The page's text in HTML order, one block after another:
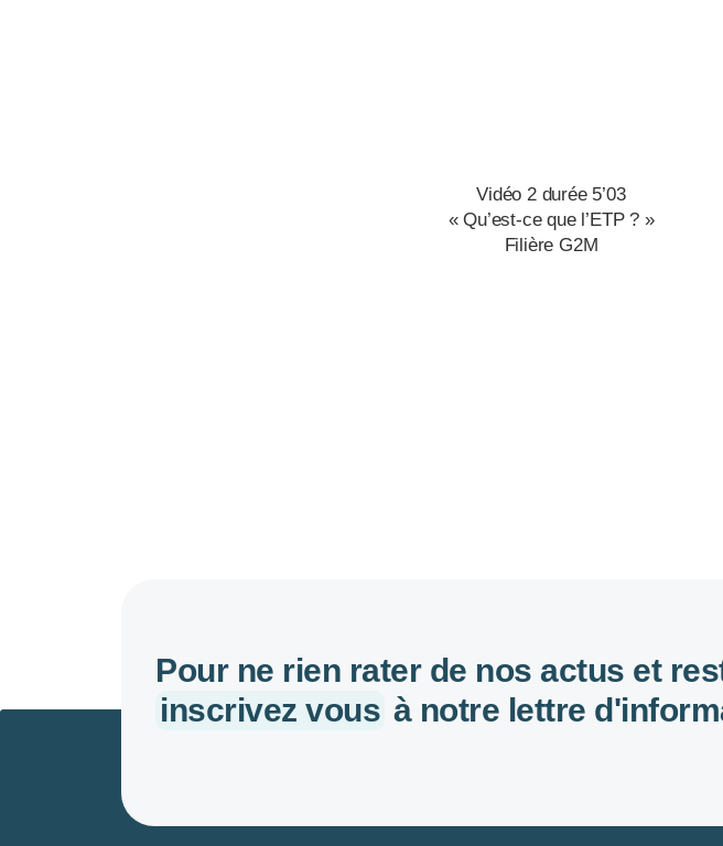
Vidéo 2 durée 5’03
« Qu’est-ce que l’ETP ? »
Filière G2M
Pour ne rien rater de nos actus et
inscrivez vous à notre lettre